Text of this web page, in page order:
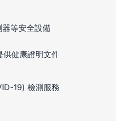
等安全設備
供健康證明文件
19) 檢測服務